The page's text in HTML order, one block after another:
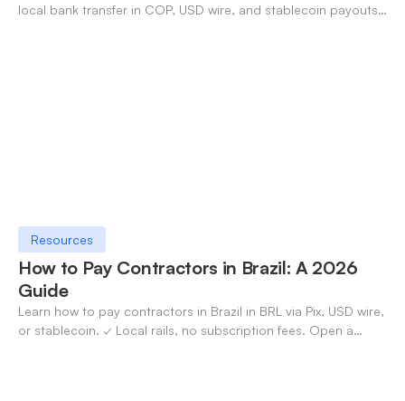
local bank transfer in COP, USD wire, and stablecoin payouts.
Resources
How to Pay Contractors in Brazil: A 2026
Guide
Learn how to pay contractors in Brazil in BRL via Pix, USD wire,
or stablecoin. ✓ Local rails, no subscription fees. Open a